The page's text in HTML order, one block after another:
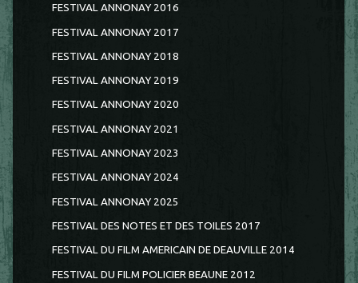
FESTIVAL ANNONAY 2016
FESTIVAL ANNONAY 2017
FESTIVAL ANNONAY 2018
FESTIVAL ANNONAY 2019
FESTIVAL ANNONAY 2020
FESTIVAL ANNONAY 2021
FESTIVAL ANNONAY 2023
FESTIVAL ANNONAY 2024
FESTIVAL ANNONAY 2025
FESTIVAL DES NOTES ET DES TOILES 2017
FESTIVAL DU FILM AMERICAIN DE DEAUVILLE 2014
FESTIVAL DU FILM POLICIER BEAUNE 2012